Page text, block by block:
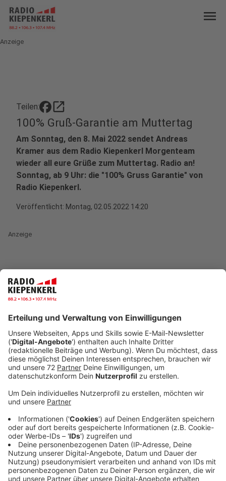
menu
Anzeige
Teilen: open_in_new
100% Gruß-Garantie am Muttertag
Am Sonntag, den 8. Mai 2022 sendet Andreas
Kramer aus dem Radio Kiepenkerl Morgenteam
wieder all eure Grüße zum Muttertag. Radio an!
Sonntag, ab 9 Uhr: die "100% Gruss Garantie" von
Radio Kiepenkerl.
Veröffentlicht: Montag, 02.05.2022 14:20
Anzeige
Blumenstrauß gewinnen!
Anzeige
Und das Schönste: Unter allen Gruß-Einsendungen
verlosen wir am Sonntag stündlich tolle
Blumensträuße vomPflanzenhof Moubis in Billerbeck
und Dülmen . Interesse? Dann einfach jetzt deine
Grüße aufgeben und etwas Glück haben.
Anzeige
+++ WICHTIGE INFO +++
Anzeige